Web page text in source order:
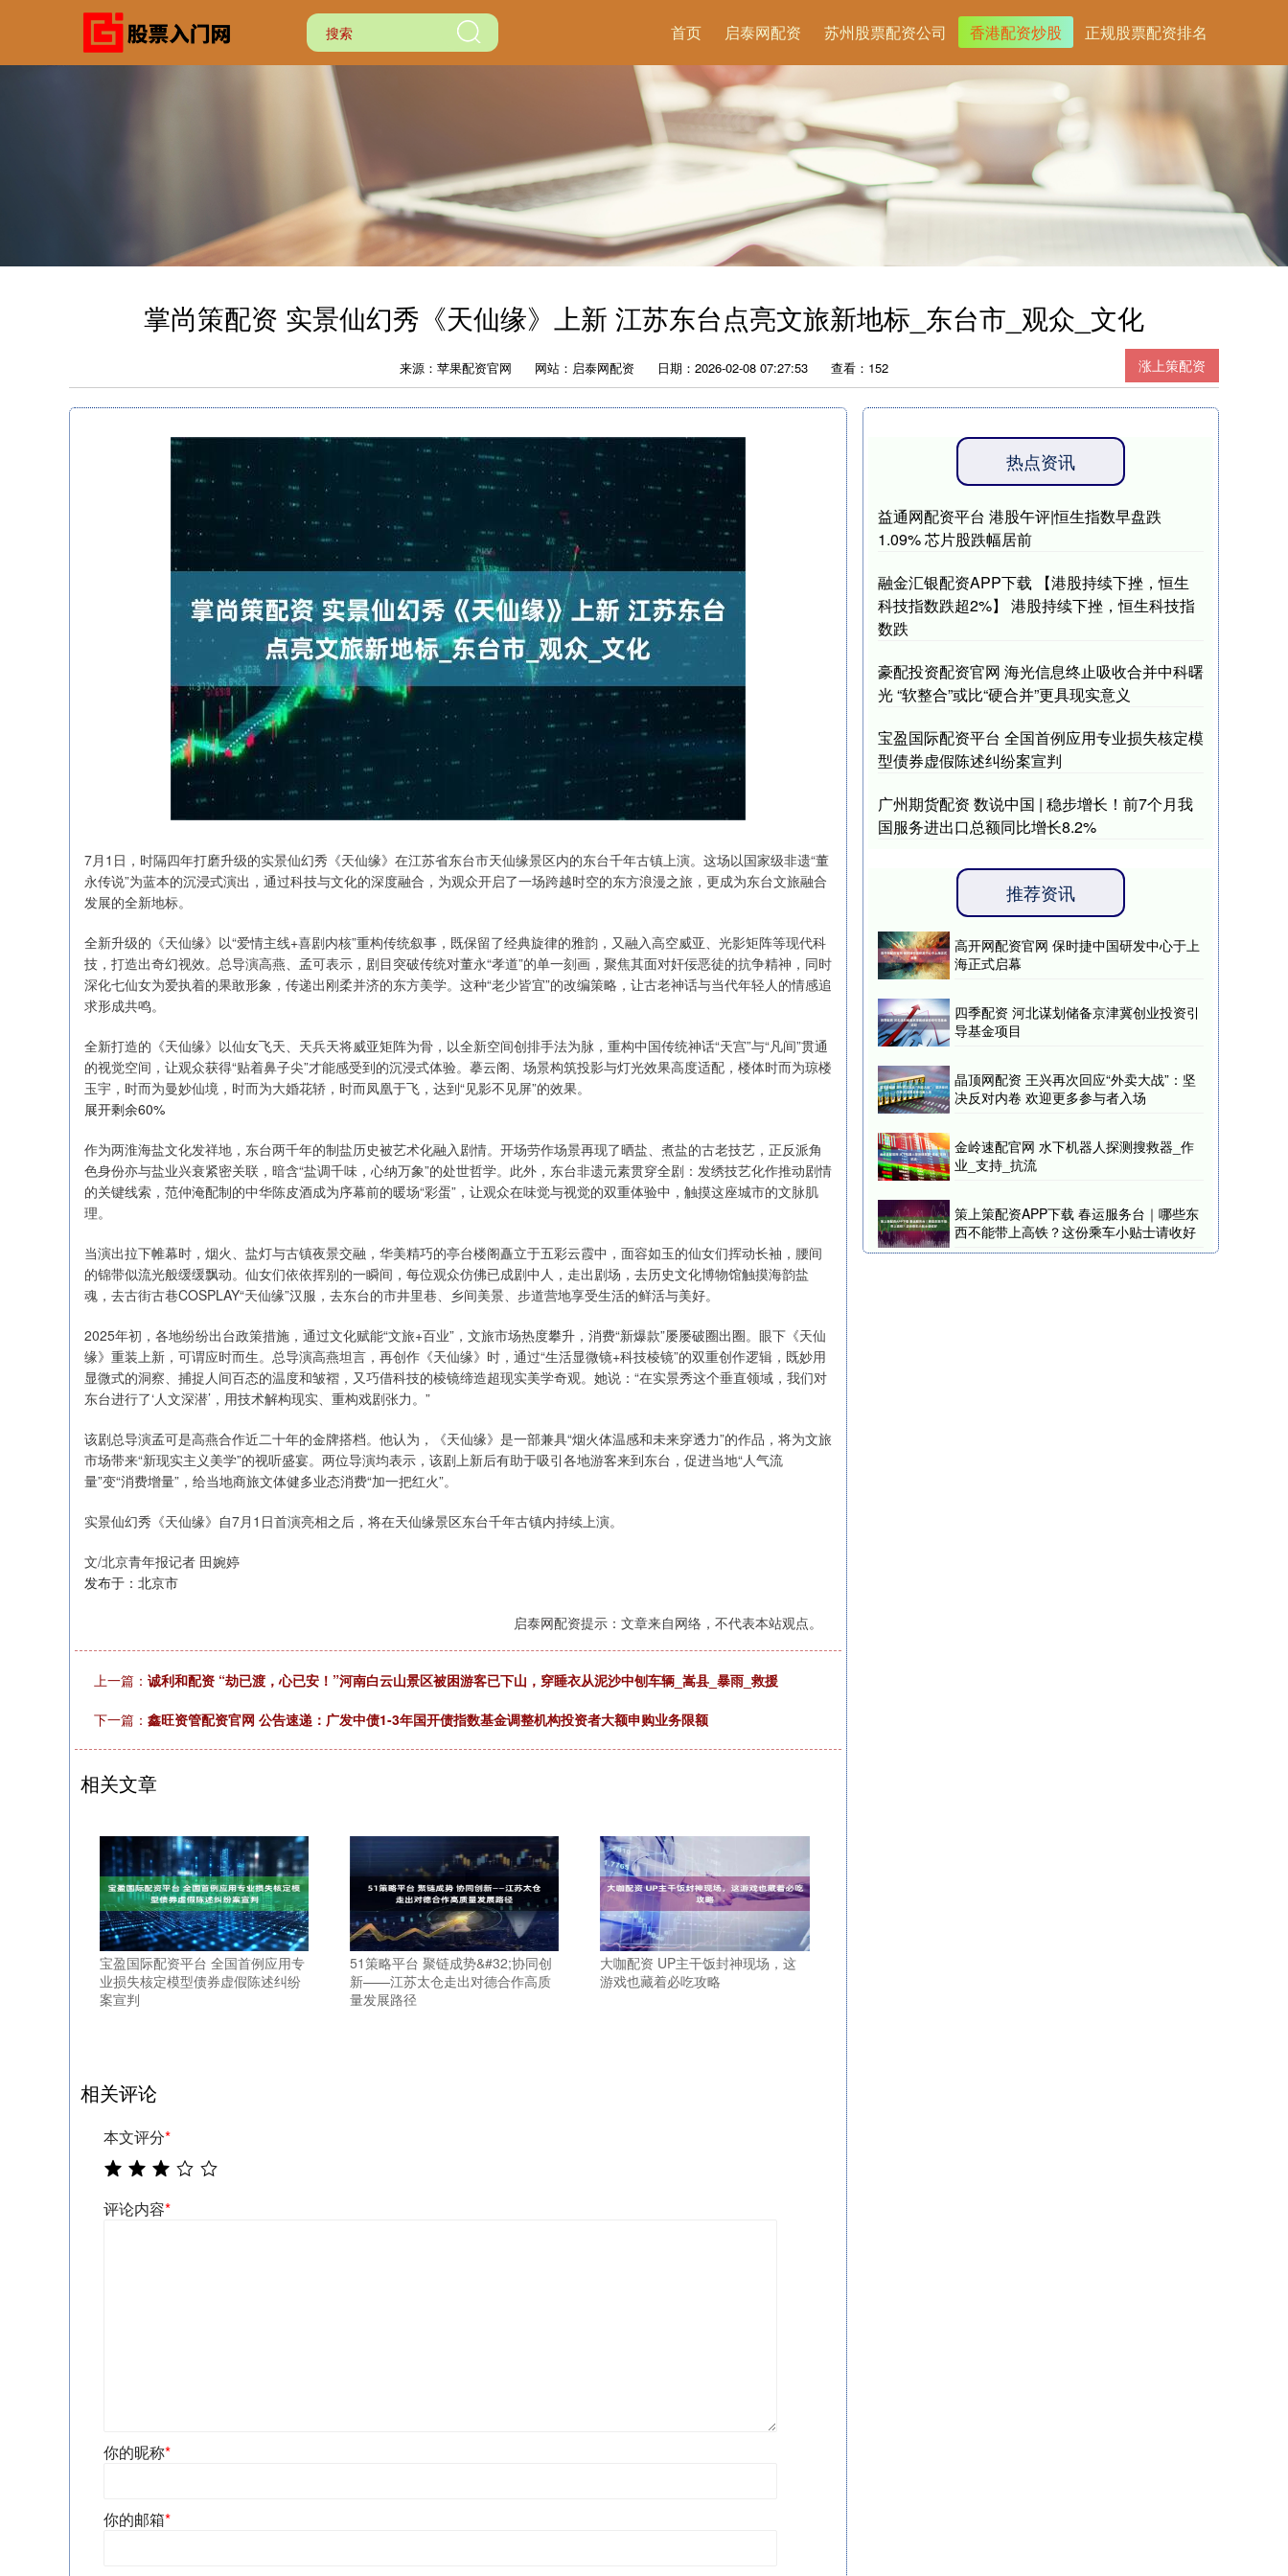
首页 启泰网配资 苏州股票配资公司 香港配资炒股 正规股票配资排名
掌尚策配资 实景仙幻秀《天仙缘》上新 江苏东台点亮文旅新地标_东台市_观众_文化
涨上策配资
来源：苹果配资官网 网站：启泰网配资 日期：2026-02-08 07:27:53 查看：152
7月1日，时隔四年打磨升级的实景仙幻秀《天仙缘》在江苏省东台市天仙缘景区内的东台千年古镇上演。这场以国家级非遗“董
永传说”为蓝本的沉浸式演出，通过科技与文化的深度融合，为观众开启了一场跨越时空的东方浪漫之旅，更成为东台文旅融合
发展的全新地标。
全新升级的《天仙缘》以“爱情主线+喜剧内核”重构传统叙事，既保留了经典旋律的雅韵，又融入高空威亚、光影矩阵等现代科
技，打造出奇幻视效。总导演高燕、孟可表示，剧目突破传统对董永“孝道”的单一刻画，聚焦其面对奸佞恶徒的抗争精神，同时
深化七仙女为爱执着的果敢形象，传递出刚柔并济的东方美学。这种“老少皆宜”的改编策略，让古老神话与当代年轻人的情感追
求形成共鸣。
全新打造的《天仙缘》以仙女飞天、天兵天将威亚矩阵为骨，以全新空间创排手法为脉，重构中国传统神话“天宫”与“凡间”贯通
的视觉空间，让观众获得“贴着鼻子尖”才能感受到的沉浸式体验。摹云阁、场景构筑投影与灯光效果高度适配，楼体时而为琼楼
玉宇，时而为曼妙仙境，时而为大婚花轿，时而凤凰于飞，达到“见影不见屏”的效果。
展开剩余60%
作为两淮海盐文化发祥地，东台两千年的制盐历史被艺术化融入剧情。开场劳作场景再现了晒盐、煮盐的古老技艺，正反派角
色身份亦与盐业兴衰紧密关联，暗含“盐调千味，心纳万象”的处世哲学。此外，东台非遗元素贯穿全剧：发绣技艺化作推动剧情
的关键线索，范仲淹配制的中华陈皮酒成为序幕前的暖场“彩蛋”，让观众在味觉与视觉的双重体验中，触摸这座城市的文脉肌
理。
当演出拉下帷幕时，烟火、盐灯与古镇夜景交融，华美精巧的亭台楼阁矗立于五彩云霞中，面容如玉的仙女们挥动长袖，腰间
的锦带似流光般缓缓飘动。仙女们依依挥别的一瞬间，每位观众仿佛已成剧中人，走出剧场，去历史文化博物馆触摸海韵盐
魂，去古街古巷COSPLAY“天仙缘”汉服，去东台的市井里巷、乡间美景、步道营地享受生活的鲜活与美好。
2025年初，各地纷纷出台政策措施，通过文化赋能“文旅+百业”，文旅市场热度攀升，消费“新爆款”屡屡破圈出圈。眼下《天仙
缘》重装上新，可谓应时而生。总导演高燕坦言，再创作《天仙缘》时，通过“生活显微镜+科技棱镜”的双重创作逻辑，既妙用
显微式的洞察、捕捉人间百态的温度和皱褶，又巧借科技的棱镜缔造超现实美学奇观。她说：“在实景秀这个垂直领域，我们对
东台进行了‘人文深潜’，用技术解构现实、重构戏剧张力。”
该剧总导演孟可是高燕合作近二十年的金牌搭档。他认为，《天仙缘》是一部兼具“烟火体温感和未来穿透力”的作品，将为文旅
市场带来“新现实主义美学”的视听盛宴。两位导演均表示，该剧上新后有助于吸引各地游客来到东台，促进当地“人气流
量”变“消费增量”，给当地商旅文体健多业态消费“加一把红火”。
实景仙幻秀《天仙缘》自7月1日首演亮相之后，将在天仙缘景区东台千年古镇内持续上演。
文/北京青年报记者 田婉婷
发布于：北京市
启泰网配资提示：文章来自网络，不代表本站观点。
上一篇： 诚利和配资 “劫已渡，心已安！”河南白云山景区被困游客已下山，穿睡衣从泥沙中刨车辆_嵩县_暴雨_救援
下一篇： 鑫旺资管配资官网 公告速递：广发中债1-3年国开债指数基金调整机构投资者大额申购业务限额
相关文章
宝盈国际配资平台 全国首例应用专
业损失核定模型债券虚假陈述纠纷
案宣判
51策略平台 聚链成势&#32;协同创
新——江苏太仓走出对德合作高质
量发展路径
大咖配资 UP主干饭封神现场，这
游戏也藏着必吃攻略
相关评论
本文评分*
评论内容*
你的昵称*
你的邮箱*
热点资讯
益通网配资平台 港股午评|恒生指数早盘跌
1.09% 芯片股跌幅居前
融金汇银配资APP下载 【港股持续下挫，恒生
科技指数跌超2%】 港股持续下挫，恒生科技指
数跌
豪配投资配资官网 海光信息终止吸收合并中科曙
光 “软整合”或比“硬合并”更具现实意义
宝盈国际配资平台 全国首例应用专业损失核定模
型债券虚假陈述纠纷案宣判
广州期货配资 数说中国 | 稳步增长！前7个月我
国服务进出口总额同比增长8.2%
推荐资讯
高开网配资官网 保时捷中国研发中心于上
海正式启幕
四季配资 河北谋划储备京津冀创业投资引
导基金项目
晶顶网配资 王兴再次回应“外卖大战”：坚
决反对内卷 欢迎更多参与者入场
金岭速配官网 水下机器人探测搜救器_作
业_支持_抗流
策上策配资APP下载 春运服务台｜哪些东
西不能带上高铁？这份乘车小贴士请收好